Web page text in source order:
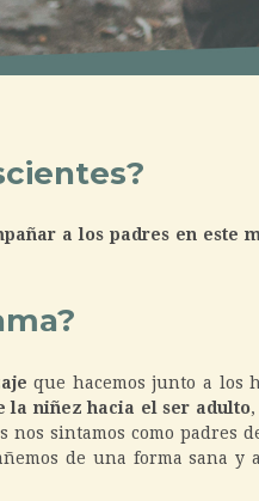
a los padres en este
que hacemos junto a los
la niñez hacia el ser adulto,
nos sintamos como padres
de una forma sana